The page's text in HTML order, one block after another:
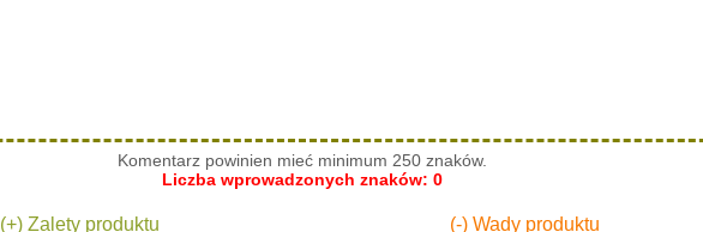
Komentarz powinien mieć minimum 250 znaków.
Liczba wprowadzonych znaków: 0
(+) Zalety produktu (-) Wady produktu